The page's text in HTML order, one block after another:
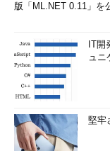
版「ML.NET 0.11」を
IT開
ュニ
堅牢